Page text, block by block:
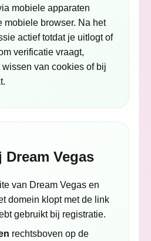
mobiele apparaten
mobiele browser. Na het
actief totdat je uitlogt of
verificatie vraagt,
van cookies of bij
Vegas
van Dream Vegas en
domein klopt met de link
gebruikt bij registratie.
rechtsboven op de